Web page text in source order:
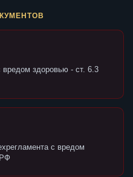
здоровью - ст. 6.3
с вредом